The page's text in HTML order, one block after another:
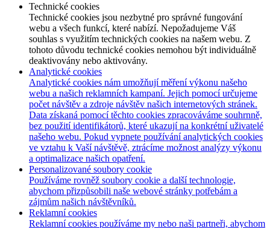
Technické cookies
Technické cookies jsou nezbytné pro správné fungování
webu a všech funkcí, které nabízí. Nepožadujeme Váš
souhlas s využitím technických cookies na našem webu. Z
tohoto důvodu technické cookies nemohou být individuálně
deaktivovány nebo aktivovány.
Analytické cookies
Analytické cookies nám umožňují měření výkonu našeho
webu a našich reklamních kampaní. Jejich pomocí určujeme
počet návštěv a zdroje návštěv našich internetových stránek.
Data získaná pomocí těchto cookies zpracováváme souhrnně,
bez použití identifikátorů, které ukazují na konkrétní uživatelé
našeho webu. Pokud vypnete používání analytických cookies
ve vztahu k Vaší návštěvě, ztrácíme možnost analýzy výkonu
a optimalizace našich opatření.
Personalizované soubory cookie
Používáme rovněž soubory cookie a další technologie,
abychom přizpůsobili naše webové stránky potřebám a
zájmům našich návštěvníků.
Reklamní cookies
Reklamní cookies používáme my nebo naši partneři, abychom